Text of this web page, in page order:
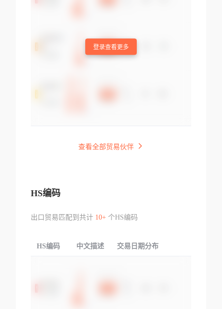
登录查看更多
查看全部贸易伙伴
HS编码
出口贸易匹配到共计 10+个HS编码
HS编码 中文描述 交易日期分布